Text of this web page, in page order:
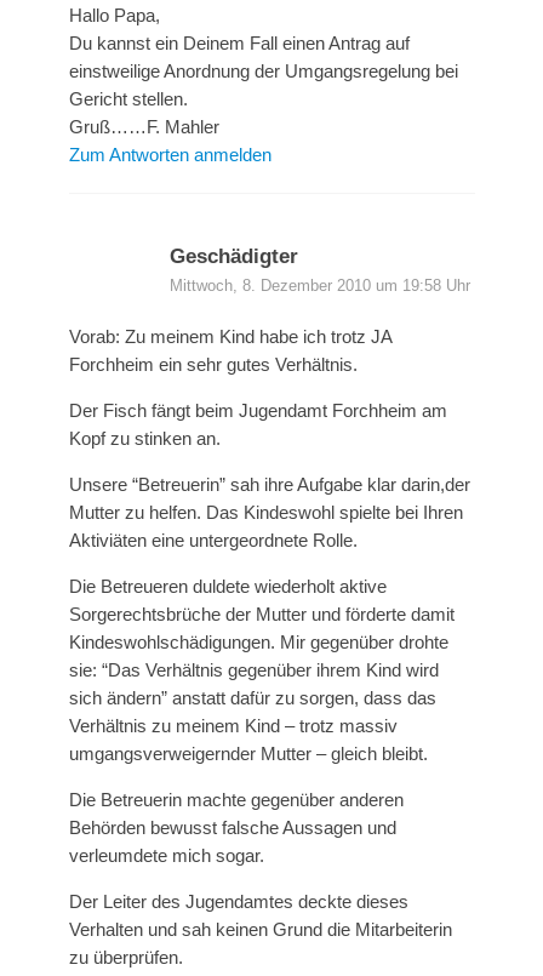
Hallo Papa,
Du kannst ein Deinem Fall einen Antrag auf
einstweilige Anordnung der Umgangsregelung bei
Gericht stellen.
Gruß……F. Mahler
Zum Antworten anmelden
Geschädigter
Mittwoch, 8. Dezember 2010 um 19:58 Uhr
Vorab: Zu meinem Kind habe ich trotz JA
Forchheim ein sehr gutes Verhältnis.
Der Fisch fängt beim Jugendamt Forchheim am
Kopf zu stinken an.
Unsere “Betreuerin” sah ihre Aufgabe klar darin,der
Mutter zu helfen. Das Kindeswohl spielte bei Ihren
Aktiviäten eine untergeordnete Rolle.
Die Betreueren duldete wiederholt aktive
Sorgerechtsbrüche der Mutter und förderte damit
Kindeswohlschädigungen. Mir gegenüber drohte
sie: “Das Verhältnis gegenüber ihrem Kind wird
sich ändern” anstatt dafür zu sorgen, dass das
Verhältnis zu meinem Kind – trotz massiv
umgangsverweigernder Mutter – gleich bleibt.
Die Betreuerin machte gegenüber anderen
Behörden bewusst falsche Aussagen und
verleumdete mich sogar.
Der Leiter des Jugendamtes deckte dieses
Verhalten und sah keinen Grund die Mitarbeiterin
zu überprüfen.